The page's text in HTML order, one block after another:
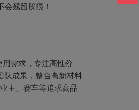
残留胶痕！
用需求，专注高性价
队成果，整合高新材料
主、赛车等追求高品